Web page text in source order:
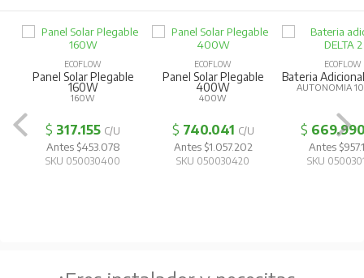
ECOFLOW
Panel Solar Plegable
160W
160W
$ 317.155 C/U
Antes $453.078
SKU 050030400
ECOFLOW
Panel Solar Plegable
400W
400W
$ 740.041 C/U
Antes $1.057.202
SKU 050030420
ECOFLOW
Bateria
AUTONOMIA
$
Antes
SKU